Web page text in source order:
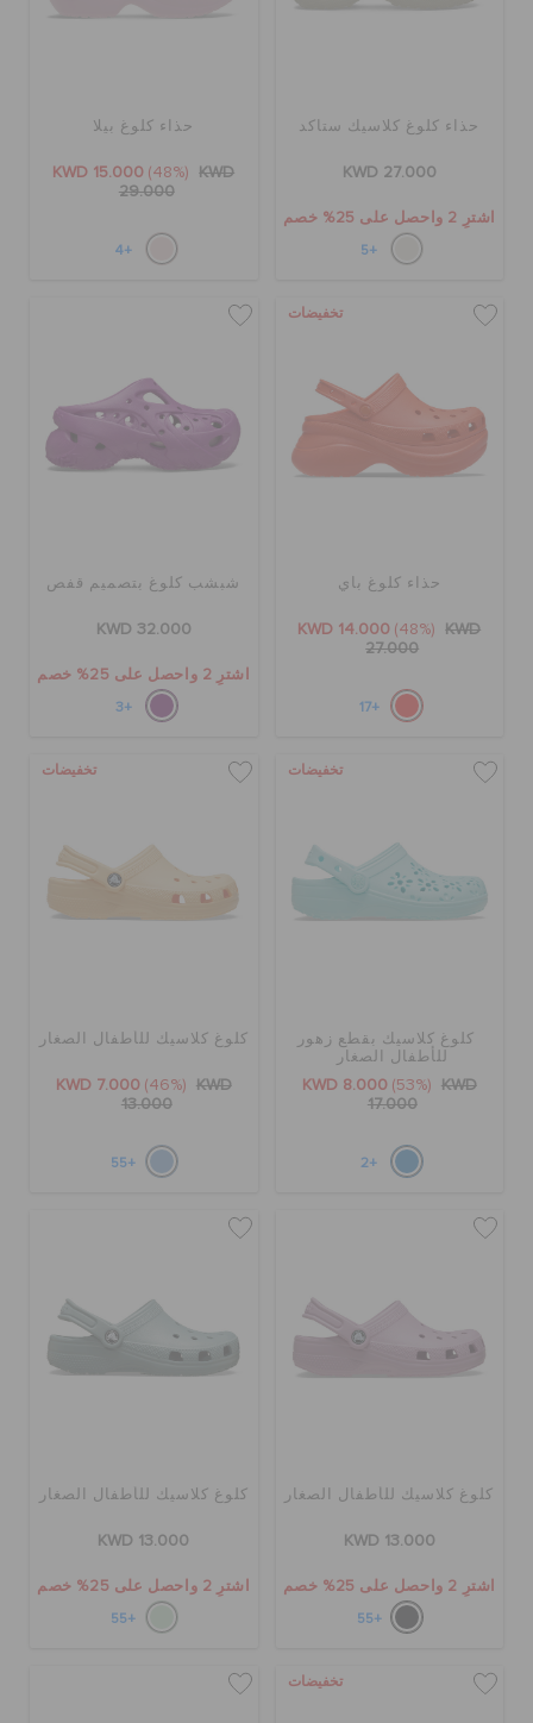
حذاء كلوغ كلاسيك ستاكد
KWD 27.000
اشترِ 2 واحصل على 25% خصم
+5
حذاء كلوغ بيلا
KWD 15.000 (48%)
KWD
29.000
+4
تخفيضات
حذاء كلوغ باي
KWD 14.000 (48%)
KWD
27.000
+17
شبشب كلوغ بتصميم قفص
KWD 32.000
اشترِ 2 واحصل على 25% خصم
+3
تخفيضات
كلوغ كلاسيك بقطع زهور
للأطفال الصغار
KWD 8.000 (53%)
KWD
17.000
+2
تخفيضات
كلوغ كلاسيك للأطفال الصغار
KWD 7.000 (46%)
KWD
13.000
+55
كلوغ كلاسيك للأطفال الصغار
KWD 13.000
اشترِ 2 واحصل على 25% خصم
+55
كلوغ كلاسيك للأطفال الصغار
KWD 13.000
اشترِ 2 واحصل على 25% خصم
+55
تخفيضات